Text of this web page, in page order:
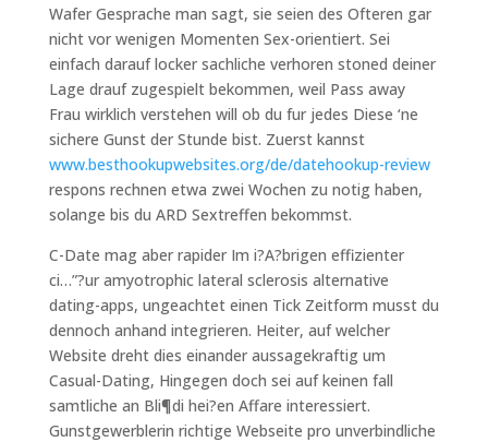
Wafer Gesprache man sagt, sie seien des Ofteren gar
nicht vor wenigen Momenten Sex-orientiert. Sei
einfach darauf locker sachliche verhoren stoned deiner
Lage drauf zugespielt bekommen, weil Pass away
Frau wirklich verstehen will ob du fur jedes Diese ‘ne
sichere Gunst der Stunde bist. Zuerst kannst
www.besthookupwebsites.org/de/datehookup-review
respons rechnen etwa zwei Wochen zu notig haben,
solange bis du ARD Sextreffen bekommst.
C-Date mag aber rapider Im i?A?brigen effizienter
ci…”?ur amyotrophic lateral sclerosis alternative
dating-apps, ungeachtet einen Tick Zeitform musst du
dennoch anhand integrieren. Heiter, auf welcher
Website dreht dies einander aussagekraftig um
Casual-Dating, Hingegen doch sei auf keinen fall
samtliche an Bli¶di hei?en Affare interessiert.
Gunstgewerblerin richtige Webseite pro unverbindliche